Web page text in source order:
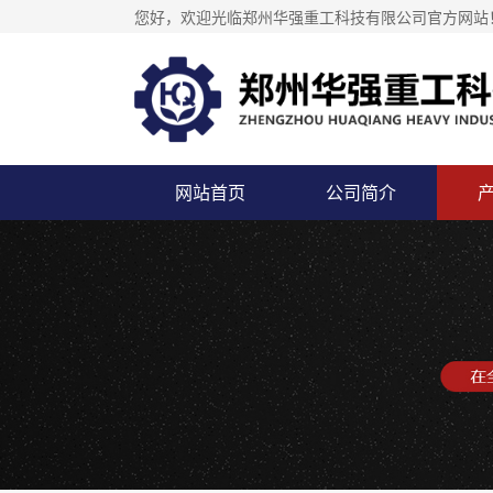
您好，欢迎光临郑州华强重工科技有限公司官方网站
网站首页 公司简介